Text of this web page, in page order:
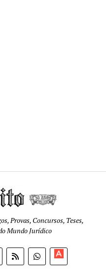
Provas, Concursos, Teses,
Mundo Jurídico